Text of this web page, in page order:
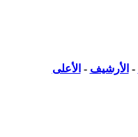
- الأرشيف - الأعلى